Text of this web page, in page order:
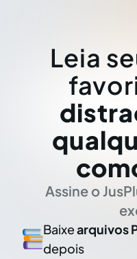
Leia
Assine o
Baixearquivos
depois